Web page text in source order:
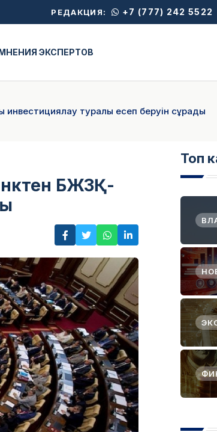
РЕДАКЦИЯ: +7 (777) 242 5522
ЭКСПЕРТОВ
туралы есеп беруін сұрады
БЖЗҚ-
Топ